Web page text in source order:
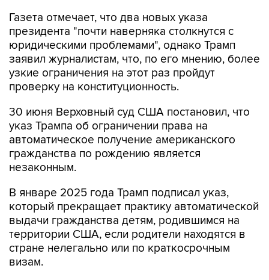
Газета отмечает, что два новых указа
президента "почти наверняка столкнутся с
юридическими проблемами", однако Трамп
заявил журналистам, что, по его мнению, более
узкие ограничения на этот раз пройдут
проверку на конституционность.
30 июня Верховный суд США постановил, что
указ Трампа об ограничении права на
автоматическое получение американского
гражданства по рождению является
незаконным.
В январе 2025 года Трамп подписал указ,
который прекращает практику автоматической
выдачи гражданства детям, родившимся на
территории США, если родители находятся в
стране нелегально или по краткосрочным
визам.